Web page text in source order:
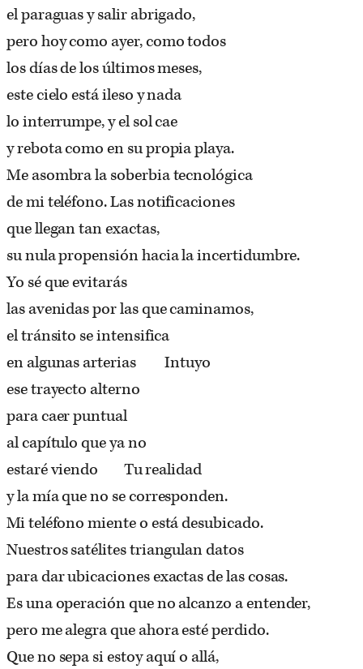
el paraguas y salir abrigado,
pero hoy como ayer, como todos
los días de los últimos meses,
este cielo está ileso y nada
lo interrumpe, y el sol cae
y rebota como en su propia playa.
Me asombra la soberbia tecnológica
de mi teléfono. Las notificaciones
que llegan tan exactas,
su nula propensión hacia la incertidumbre.
Yo sé que evitarás
las avenidas por las que caminamos,
el tránsito se intensifica
en algunas arterias Intuyo
ese trayecto alterno
para caer puntual
al capítulo que ya no
estaré viendo Tu realidad
y la mía que no se corresponden.
Mi teléfono miente o está desubicado.
Nuestros satélites triangulan datos
para dar ubicaciones exactas de las cosas.
Es una operación que no alcanzo a entender,
pero me alegra que ahora esté perdido.
Que no sepa si estoy aquí o allá,